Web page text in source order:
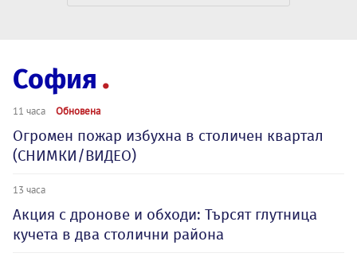
София
11 часа Обновена
Огромен пожар избухна в столичен квартал
(СНИМКИ/ВИДЕО)
13 часа
Акция с дронове и обходи: Търсят глутница
кучета в два столични района